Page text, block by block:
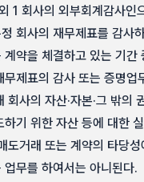
1 회사의 외부회계감사인
회사의 재무제표를 감사
약을 체결하고 있는 기간
제표의 감사 또는 증명업
회사의 자산·자본·그 밖의
기 위한 자산 등에 대한 실
도거래 또는 계약의 타당성
업무를 하여서는 아니된다.